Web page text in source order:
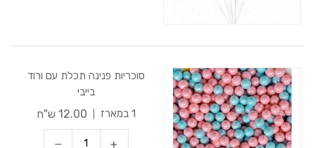
סוכריות פנינה תכלת עם ורוד
בייבי
1 במארז
12.00 ש"ח